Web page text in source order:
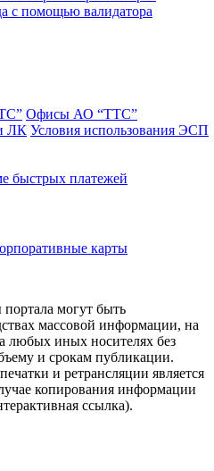
с помощью валидатора
Офисы АО “ТТС”
ЛК Условия использования ЭСП
карты
могут быть
массовой информации, на
любых иных носителях без
и срокам публикации.
и ретрансляции является
копирования информации
ссылка).